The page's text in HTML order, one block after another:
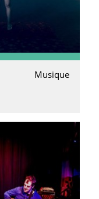
Musique